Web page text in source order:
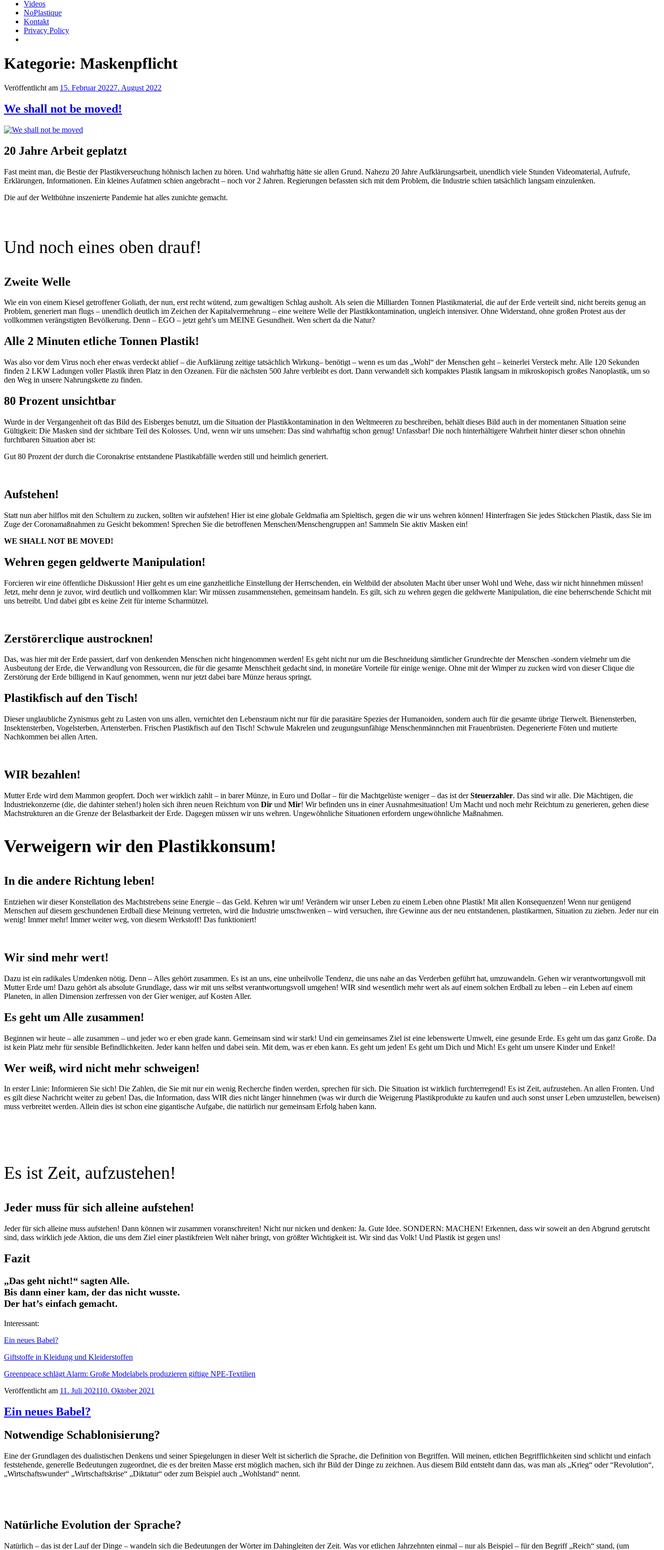
Videos
NoPlastique
Kontakt
Privacy Policy
Kategorie: Maskenpflicht
Veröffentlicht am 15. Februar 20227. August 2022
We shall not be moved!
20 Jahre Arbeit geplatzt
Fast meint man, die Bestie der Plastikverseuchung höhnisch lachen zu hören. Und wahrhaftig hätte sie allen Grund. Nahezu 20 Jahre Aufklärungsarbeit, unendlich viele Stunden Videomaterial, Aufrufe,
Erklärungen, Informationen. Ein kleines Aufatmen schien angebracht – noch vor 2 Jahren. Regierungen befassten sich mit dem Problem, die Industrie schien tatsächlich langsam einzulenken.
Die auf der Weltbühne inszenierte Pandemie hat alles zunichte gemacht.
Und noch eines oben drauf!
Zweite Welle
Wie ein von einem Kiesel getroffener Goliath, der nun, erst recht wütend, zum gewaltigen Schlag ausholt. Als seien die Milliarden Tonnen Plastikmaterial, die auf der Erde verteilt sind, nicht bereits genug an
Problem, generiert man flugs – unendlich deutlich im Zeichen der Kapitalvermehrung – eine weitere Welle der Plastikkontamination, ungleich intensiver. Ohne Widerstand, ohne großen Protest aus der
vollkommen verängstigten Bevölkerung. Denn – EGO – jetzt geht’s um MEINE Gesundheit. Wen schert da die Natur?
Alle 2 Minuten etliche Tonnen Plastik!
Was also vor dem Virus noch eher etwas verdeckt ablief – die Aufklärung zeitige tatsächlich Wirkung– benötigt – wenn es um das „Wohl“ der Menschen geht – keinerlei Versteck mehr. Alle 120 Sekunden
finden 2 LKW Ladungen voller Plastik ihren Platz in den Ozeanen. Für die nächsten 500 Jahre verbleibt es dort. Dann verwandelt sich kompaktes Plastik langsam in mikroskopisch großes Nanoplastik, um so
den Weg in unsere Nahrungskette zu finden.
80 Prozent unsichtbar
Wurde in der Vergangenheit oft das Bild des Eisberges benutzt, um die Situation der Plastikkontamination in den Weltmeeren zu beschreiben, behält dieses Bild auch in der momentanen Situation seine
Gültigkeit: Die Masken sind der sichtbare Teil des Kolosses. Und, wenn wir uns umsehen: Das sind wahrhaftig schon genug! Unfassbar! Die noch hinterhältigere Wahrheit hinter dieser schon ohnehin
furchtbaren Situation aber ist:
Gut 80 Prozent der durch die Coronakrise entstandene Plastikabfälle werden still und heimlich generiert.
Aufstehen!
Statt nun aber hilflos mit den Schultern zu zucken, sollten wir aufstehen! Hier ist eine globale Geldmafia am Spieltisch, gegen die wir uns wehren können! Hinterfragen Sie jedes Stückchen Plastik, dass Sie im
Zuge der Coronamaßnahmen zu Gesicht bekommen! Sprechen Sie die betroffenen Menschen/Menschengruppen an! Sammeln Sie aktiv Masken ein!
WE SHALL NOT BE MOVED!
Wehren gegen geldwerte Manipulation!
Forcieren wir eine öffentliche Diskussion! Hier geht es um eine ganzheitliche Einstellung der Herrschenden, ein Weltbild der absoluten Macht über unser Wohl und Wehe, dass wir nicht hinnehmen müssen!
Jetzt, mehr denn je zuvor, wird deutlich und vollkommen klar: Wir müssen zusammenstehen, gemeinsam handeln. Es gilt, sich zu wehren gegen die geldwerte Manipulation, die eine beherrschende Schicht mit
uns betreibt. Und dabei gibt es keine Zeit für interne Scharmützel.
Zerstörerclique austrocknen!
Das, was hier mit der Erde passiert, darf von denkenden Menschen nicht hingenommen werden! Es geht nicht nur um die Beschneidung sämtlicher Grundrechte der Menschen -sondern vielmehr um die
Ausbeutung der Erde, die Verwandlung von Ressourcen, die für die gesamte Menschheit gedacht sind, in monetäre Vorteile für einige wenige. Ohne mit der Wimper zu zucken wird von dieser Clique die
Zerstörung der Erde billigend in Kauf genommen, wenn nur jetzt dabei bare Münze heraus springt.
Plastikfisch auf den Tisch!
Dieser unglaubliche Zynismus geht zu Lasten von uns allen, vernichtet den Lebensraum nicht nur für die parasitäre Spezies der Humanoiden, sondern auch für die gesamte übrige Tierwelt. Bienensterben,
Insektensterben, Vogelsterben, Artensterben. Frischen Plastikfisch auf den Tisch! Schwule Makrelen und zeugungsunfähige Menschenmännchen mit Frauenbrüsten. Degenerierte Föten und mutierte
Nachkommen bei allen Arten.
WIR bezahlen!
Mutter Erde wird dem Mammon geopfert. Doch wer wirklich zahlt – in barer Münze, in Euro und Dollar – für die Machtgelüste weniger – das ist derSteuerzahler. Das sind wir alle. Die Mächtigen, die
Industriekonzerne (die, die dahinter stehen!) holen sich ihren neuen Reichtum von Dir und Mir! Wir befinden uns in einer Ausnahmesituation! Um Macht und noch mehr Reichtum zu generieren, gehen diese
Machstrukturen an die Grenze der Belastbarkeit der Erde. Dagegen müssen wir uns wehren. Ungewöhnliche Situationen erfordern ungewöhnliche Maßnahmen.
Verweigern wir den Plastikkonsum!
In die andere Richtung leben!
Entziehen wir dieser Konstellation des Machtstrebens seine Energie – das Geld. Kehren wir um! Verändern wir unser Leben zu einem Leben ohne Plastik! Mit allen Konsequenzen! Wenn nur genügend
Menschen auf diesem geschundenen Erdball diese Meinung vertreten, wird die Industrie umschwenken – wird versuchen, ihre Gewinne aus der neu entstandenen, plastikarmen, Situation zu ziehen. Jeder nur ein
wenig! Immer mehr! Immer weiter weg, von diesem Werkstoff! Das funktioniert!
Wir sind mehr wert!
Dazu ist ein radikales Umdenken nötig. Denn – Alles gehört zusammen. Es ist an uns, eine unheilvolle Tendenz, die uns nahe an das Verderben geführt hat, umzuwandeln. Gehen wir verantwortungsvoll mit
Mutter Erde um! Dazu gehört als absolute Grundlage, dass wir mit uns selbst verantwortungsvoll umgehen! WIR sind wesentlich mehr wert als auf einem solchen Erdball zu leben – ein Leben auf einem
Planeten, in allen Dimension zerfressen von der Gier weniger, auf Kosten Aller.
Es geht um Alle zusammen!
Beginnen wir heute – alle zusammen – und jeder wo er eben grade kann. Gemeinsam sind wir stark! Und ein gemeinsames Ziel ist eine lebenswerte Umwelt, eine gesunde Erde. Es geht um das ganz Große. Da
ist kein Platz mehr für sensible Befindlichkeiten. Jeder kann helfen und dabei sein. Mit dem, was er eben kann. Es geht um jeden! Es geht um Dich und Mich! Es geht um unsere Kinder und Enkel!
Wer weiß, wird nicht mehr schweigen!
In erster Linie: Informieren Sie sich! Die Zahlen, die Sie mit nur ein wenig Recherche finden werden, sprechen für sich. Die Situation ist wirklich furchterregend! Es ist Zeit, aufzustehen. An allen Fronten. Und
es gilt diese Nachricht weiter zu geben! Das, die Information, dass WIR dies nicht länger hinnehmen (was wir durch die Weigerung Plastikprodukte zu kaufen und auch sonst unser Leben umzustellen, beweisen)
muss verbreitet werden. Allein dies ist schon eine gigantische Aufgabe, die natürlich nur gemeinsam Erfolg haben kann.
Es ist Zeit, aufzustehen!
Jeder muss für sich alleine aufstehen!
Jeder für sich alleine muss aufstehen! Dann können wir zusammen voranschreiten! Nicht nur nicken und denken: Ja. Gute Idee. SONDERN: MACHEN! Erkennen, dass wir soweit an den Abgrund gerutscht
sind, dass wirklich jede Aktion, die uns dem Ziel einer plastikfreien Welt näher bringt, von größter Wichtigkeit ist. Wir sind das Volk! Und Plastik ist gegen uns!
Fazit
„Das geht nicht!“ sagten Alle.
Bis dann einer kam, der das nicht wusste.
Der hat’s einfach gemacht.
Interessant:
Ein neues Babel?
Giftstoffe in Kleidung und Kleiderstoffen
Greenpeace schlägt Alarm: Große Modelabels produzieren giftige NPE-Textilien
Veröffentlicht am 11. Juli 202110. Oktober 2021
Ein neues Babel?
Notwendige Schablonisierung?
Eine der Grundlagen des dualistischen Denkens und seiner Spiegelungen in dieser Welt ist sicherlich die Sprache, die Definition von Begriffen. Will meinen, etlichen Begrifflichkeiten sind schlicht und einfach
feststehende, generelle Bedeutungen zugeordnet, die es der breiten Masse erst möglich machen, sich ihr Bild der Dinge zu zeichnen. Aus diesem Bild entsteht dann das, was man als „Krieg“ oder “Revolution“,
„Wirtschaftswunder“ „Wirtschaftskrise“ „Diktatur“ oder zum Beispiel auch „Wohlstand“ nennt.
Natürliche Evolution der Sprache?
Natürlich – das ist der Lauf der Dinge – wandeln sich die Bedeutungen der Wörter im Dahingleiten der Zeit. Was vor etlichen Jahrzehnten einmal – nur als Beispiel – für den Begriff „Reich“ stand, (um